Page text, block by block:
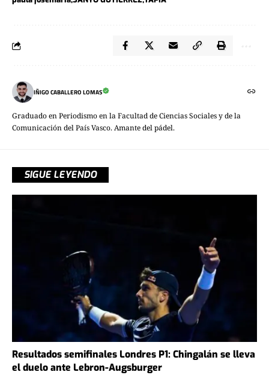
IÑIGO CABALLERO LOMAS
Graduado en Periodismo en la Facultad de Ciencias Sociales y de la
Comunicación del País Vasco. Amante del pádel.
SIGUE LEYENDO
Resultados semifinales Londres P1: Chingalán se lleva
el duelo ante Lebron-Augsburger